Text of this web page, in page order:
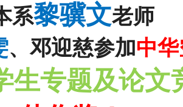
系黎骥文老师
、邓迎慈参加中
生专题及论文